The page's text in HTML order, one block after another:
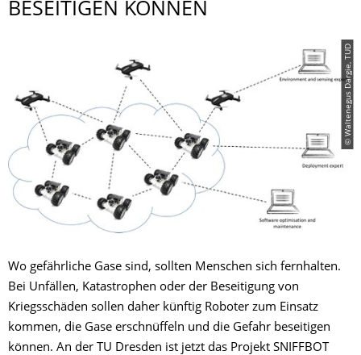
BESEITIGEN KÖNNEN
© Waltenegus Dargie, TUD
Wo gefährliche Gase sind, sollten Menschen sich fernhalten.
Bei Unfällen, Katastrophen oder der Beseitigung von
Kriegsschäden sollen daher künftig Roboter zum Einsatz
kommen, die Gase erschnüffeln und die Gefahr beseitigen
können. An der TU Dresden ist jetzt das Projekt SNIFFBOT